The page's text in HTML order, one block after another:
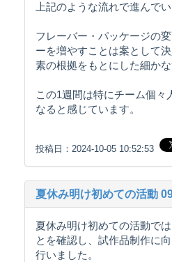
上記のような流れで進んでい
フレーバー・パッケージの
ーを増やすことは案として
素の根拠をもとにした細か
この1週間は特にチーム個々
なると感じています。
投稿日：2024-10-05 10:52:53
夏休み明け初めての活動
夏休み明け初めての活動で
とを確認し、試作品制作に
行いました。